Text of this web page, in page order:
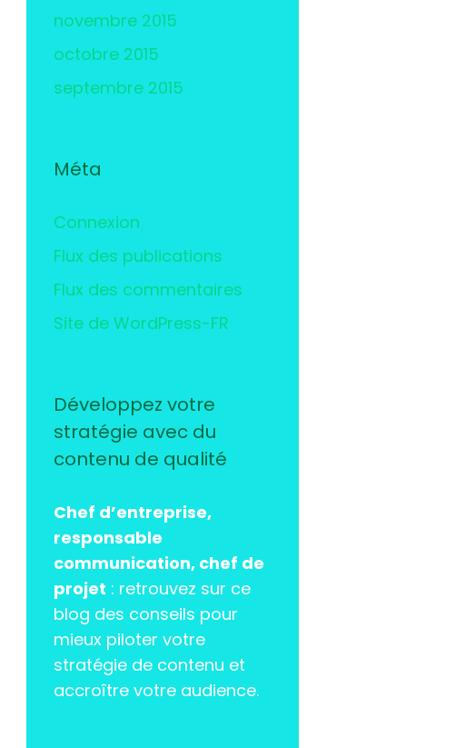
novembre 2015
octobre 2015
septembre 2015
Méta
Connexion
Flux des publications
Flux des commentaires
Site de WordPress-FR
Développez votre
stratégie avec du
contenu de qualité
Chef d’entreprise,
responsable
communication, chef de
projet : retrouvez sur ce
blog des conseils pour
mieux piloter votre
stratégie de contenu et
accroître votre audience.